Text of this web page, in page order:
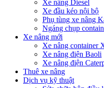
Xe nâng Diesel
Xe đầu kéo nội bộ
Phụ tùng xe nâng
Ngáng chụp
Xe nâng mới
Xe nâng container
Xe nâng điện Baoli
Xe nâng điện
Thuê xe nâng
Dịch vụ kỹ thuật